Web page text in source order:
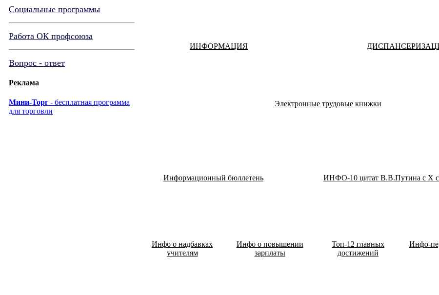
Социальные программы
Работа ОК профсоюза
Вопрос - ответ
Реклама
Мини-Торг - бесплатная программа
для торговли
ИНФОРМАЦИЯ
Электронные трудовые книжки
Информационный бюллетень ИНФО-10 цитат В.В.Путина с X
Инфо о надбавках
учителям
Инфо о повышении
зарплаты
Топ-12 главных
достижений
Инфо-